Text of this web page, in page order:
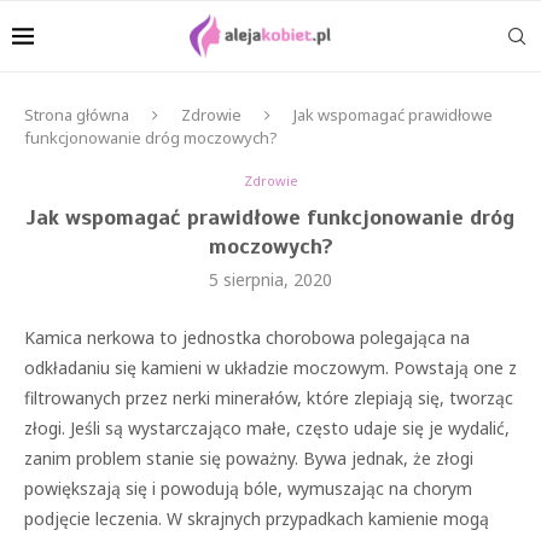
Strona główna Zdrowie
Jak wspomagać prawidłowe
funkcjonowanie dróg moczowych?
Zdrowie
Jak wspomagać prawidłowe funkcjonowanie dróg
moczowych?
5 sierpnia, 2020
Kamica nerkowa to jednostka chorobowa polegająca na
odkładaniu się kamieni w układzie moczowym. Powstają one z
filtrowanych przez nerki minerałów, które zlepiają się, tworząc
złogi. Jeśli są wystarczająco małe, często udaje się je wydalić,
zanim problem stanie się poważny. Bywa jednak, że złogi
powiększają się i powodują bóle, wymuszając na chorym
podjęcie leczenia. W skrajnych przypadkach kamienie mogą